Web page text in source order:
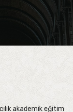
akademik eğitim